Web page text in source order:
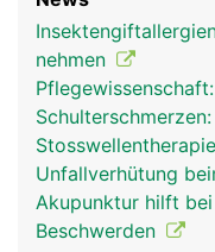
nehmen
Stosswellentherapie
Unfallverhütung
Akupunktur hilft
Beschwerden